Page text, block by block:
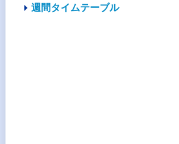
週間タイムテーブル